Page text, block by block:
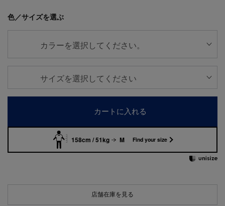
色／サイズを選ぶ
カートに入れる
158cm / 51kg M Find your size
店舗在庫を見る